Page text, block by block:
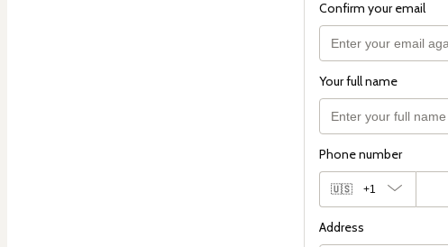
Confirm your email
Your full name
Phone number
🇺🇸 +1
Address